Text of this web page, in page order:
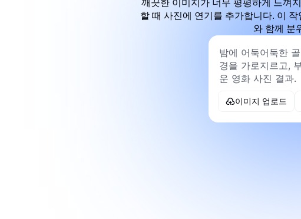
깨끗한 이미지가 너무 평평하게 느껴
할 때 사진에 연기를 추가합니다. 이
와 함께 분
이미지 업로드